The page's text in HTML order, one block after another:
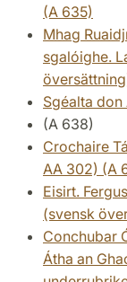
(A 635)
Mhag
sgalóighe.
Sgéalta
(A 638)
Crochaire
AA 302) (A
Eisirt.
(svensk
Conchubar
Átha an